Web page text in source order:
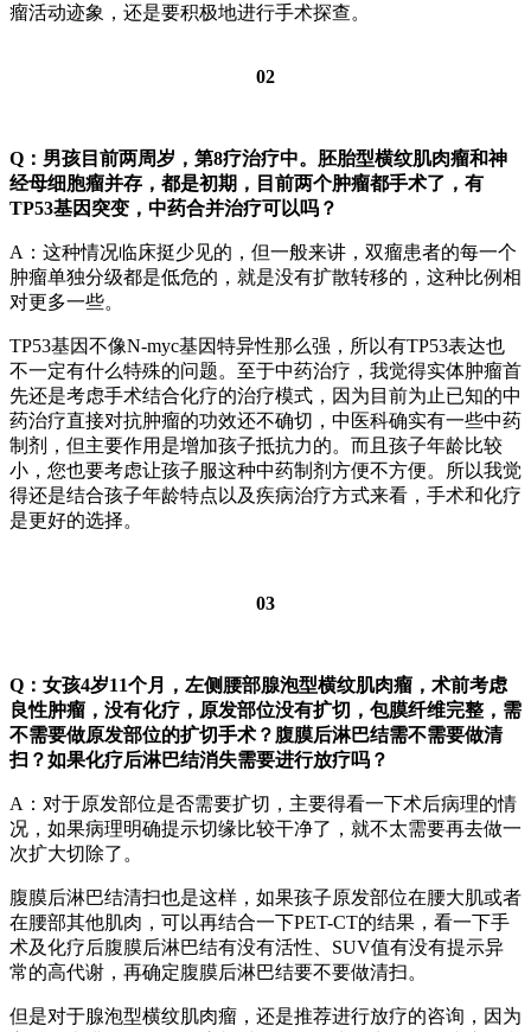
瘤活动迹象，还是要积极地进行手术探查。
02
Q：男孩目前两周岁，第8疗治疗中。胚胎型横纹肌肉瘤和神
经母细胞瘤并存，都是初期，目前两个肿瘤都手术了，有
TP53基因突变，中药合并治疗可以吗？
A：这种情况临床挺少见的，但一般来讲，双瘤患者的每一个
肿瘤单独分级都是低危的，就是没有扩散转移的，这种比例相
对更多一些。
TP53基因不像N-myc基因特异性那么强，所以有TP53表达也
不一定有什么特殊的问题。至于中药治疗，我觉得实体肿瘤首
先还是考虑手术结合化疗的治疗模式，因为目前为止已知的中
药治疗直接对抗肿瘤的功效还不确切，中医科确实有一些中药
制剂，但主要作用是增加孩子抵抗力的。而且孩子年龄比较
小，您也要考虑让孩子服这种中药制剂方便不方便。所以我觉
得还是结合孩子年龄特点以及疾病治疗方式来看，手术和化疗
是更好的选择。
03
Q：女孩4岁11个月，左侧腰部腺泡型横纹肌肉瘤，术前考虑
良性肿瘤，没有化疗，原发部位没有扩切，包膜纤维完整，需
不需要做原发部位的扩切手术？腹膜后淋巴结需不需要做清
扫？如果化疗后淋巴结消失需要进行放疗吗？
A：对于原发部位是否需要扩切，主要得看一下术后病理的情
况，如果病理明确提示切缘比较干净了，就不太需要再去做一
次扩大切除了。
腹膜后淋巴结清扫也是这样，如果孩子原发部位在腰大肌或者
在腰部其他肌肉，可以再结合一下PET-CT的结果，看一下手
术及化疗后腹膜后淋巴结有没有活性、SUV值有没有提示异
常的高代谢，再确定腹膜后淋巴结要不要做清扫。
但是对于腺泡型横纹肌肉瘤，还是推荐进行放疗的咨询，因为